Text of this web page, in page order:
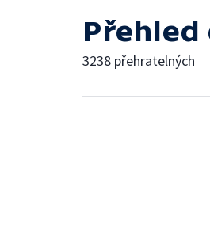
Přehled
3238 přehratelných